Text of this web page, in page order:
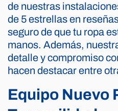
de nuestras
de 5 estrellas en
seguro de que tu ropa
manos. Además,
detalle y compromiso
hacen destacar entre
Equipo Nuevo